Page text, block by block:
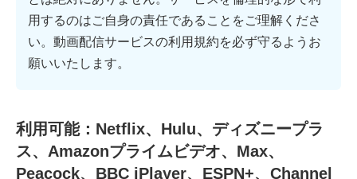
用するのはご自身の責任であることをご理解くださ
い。動画配信サービスの利用規約を必ず守るようお
願いいたします。
利用可能：Netflix、Hulu、ディズニープラ
ス、Amazonプライムビデオ、Max、
Peacock、BBC iPlayer、ESPN+、Channel